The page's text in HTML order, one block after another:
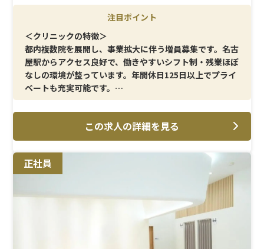
注目ポイント
＜クリニックの特徴＞
都内複数院を展開し、事業拡大に伴う増員募集です。名古
屋駅からアクセス良好で、働きやすいシフト制・残業ほぼ
なしの環境が整っています。年間休日125日以上でプライ
ベートも充実可能です。
＜メイン施術＞
美容外科・美容皮膚科の施術を中心に、医師の治療介助
や患者様対応など幅広く携われます。注入施術に興味があ
る方や経験を活かしたい方におすすめです。
＜研修制度＞
試用期間中も条件変更なしで安心してスタート可能。リ
ーダーやマネジメント経験者は歓迎され、スキルアップ
やキャリア形成を支援する環境が整っています。
この求人の詳細を見る
正社員